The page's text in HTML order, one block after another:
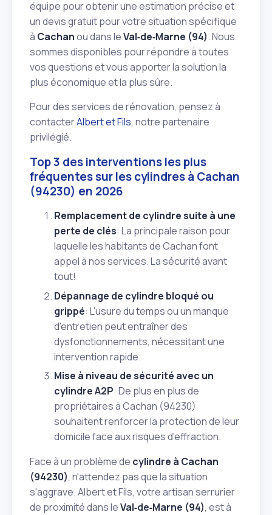
équipe pour obtenir une estimation précise et
un devis gratuit pour votre situation spécifique
à Cachanou dans leVal‑de‑Marne (94). Nous
sommes disponibles pour répondre à toutes
vos questions et vous apporter la solution la
plus économique et la plus sûre.
Pour des services de rénovation, pensez à
contacterAlbert et Fils, notre partenaire
privilégié.
Top 3 des interventions les plus
fréquentes sur les cylindres à Cachan
(94230) en 2026
Remplacement de cylindre suite à une
perte de clés: La principale raison pour
laquelle les habitants de Cachan font
appel à nos services. La sécurité avant
tout!
Dépannage de cylindre bloqué ou
grippé: L'usure du temps ou un manque
d'entretien peut entraîner des
dysfonctionnements, nécessitant une
intervention rapide.
Mise à niveau de sécurité avec un
cylindre A2P: De plus en plus de
propriétaires à Cachan (94230)
souhaitent renforcer la protection de leur
domicile face aux risques d'effraction.
Face à un problème de cylindre à Cachan
(94230), n'attendez pas que la situation
s'aggrave. Albert et Fils, votre artisan serrurier
de proximité dans leVal‑de‑Marne (94), est à